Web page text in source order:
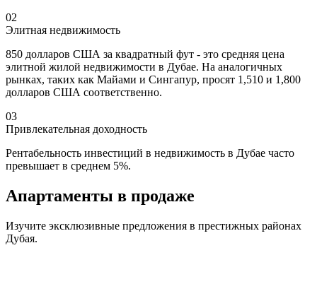
02
Элитная недвижимость
850 долларов США за квадратный фут - это средняя цена
элитной жилой недвижимости в Дубае. На аналогичных
рынках, таких как Майами и Сингапур, просят 1,510 и 1,800
долларов США соответственно.
03
Привлекательная доходность
Рентабельность инвестиций в недвижимость в Дубае часто
превышает в среднем 5%.
Апартаменты в продаже
Изучите эксклюзивные предложения в престижных районах
Дубая.